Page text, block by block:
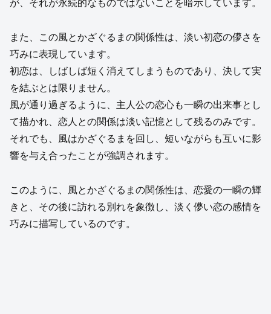
が、それが永続的なものではないことを暗示しています。
また、この風とかざぐるまの関係性は、淡い初恋の儚さを
巧みに表現しています。
初恋は、しばしば短く消えてしまうものであり、決して実
を結ぶとは限りません。
風が通り過ぎるように、主人公の恋心も一瞬の出来事とし
て描かれ、恋人との関係は淡い記憶として残るのみです。
それでも、風はかざぐるまを回し、短いながらも互いに影
響を与え合ったことが強調されます。
このように、風とかざぐるまの関係性は、恋愛の一瞬の輝
きと、その後に訪れる別れを象徴し、淡く儚い恋の感情を
巧みに描写しているのです。